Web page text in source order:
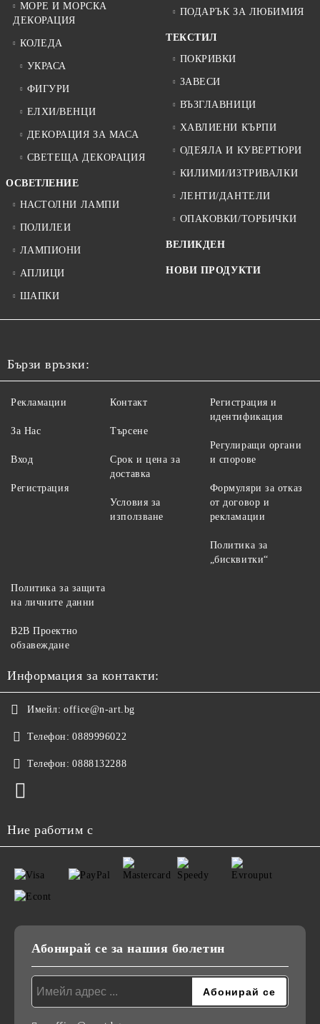
МОРЕ И МОРСКА
ДЕКОРАЦИЯ
КОЛЕДА
УКРАСА
ФИГУРИ
ЕЛХИ/ВЕНЦИ
ДЕКОРАЦИЯ ЗА МАСА
СВЕТЕЩА ДЕКОРАЦИЯ
ОСВЕТЛЕНИЕ
НАСТОЛНИ ЛАМПИ
ПОЛИЛЕИ
ЛАМПИОНИ
АПЛИЦИ
ШАПКИ
ПОДАРЪК ЗА ЛЮБИМИЯ
ТЕКСТИЛ
ПОКРИВКИ
ЗАВЕСИ
ВЪЗГЛАВНИЦИ
ХАВЛИЕНИ КЪРПИ
ОДЕЯЛА И КУВЕРТЮРИ
КИЛИМИ/ИЗТРИВАЛКИ
ЛЕНТИ/ДАНТЕЛИ
ОПАКОВКИ/ТОРБИЧКИ
ВЕЛИКДЕН
НОВИ ПРОДУКТИ
Бързи връзки:
Рекламации
За Нас
Вход
Регистрация
Контакт
Търсене
Срок и цена за
доставка
Условия за
използване
Регистрация и
идентификация
Регулиращи органи
и спорове
Формуляри за отказ
от договор и
рекламации
Политика за
„бисквитки“
Политика за защита
на личните данни
B2B Проектно
обзавеждане
Информация за контакти:
Имейл: office@n-art.bg
Телефон: 0889996022
Телефон: 0888132288
Ние работим с
Абонирай се за нашия бюлетин